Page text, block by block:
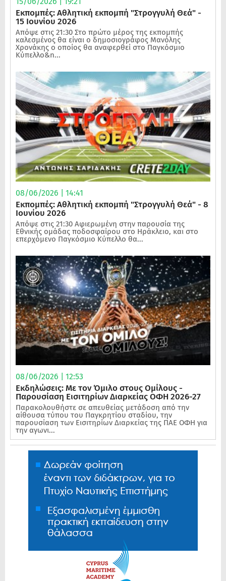
Εκπομπές: Αθλητική εκπομπή "Στρογγυλή Θεά" -
15 Ιουνίου 2026
Απόψε στις 21:30 Στο πρώτο μέρος της εκπομπής
καλεσμένος θα είναι ο δημοσιογράφος Μανόλης
Χρονάκης ο οποίος θα αναφερθεί στο Παγκόσμιο
Κύπελλο&n...
08/06/2026 | 14:41
Εκπομπές: Αθλητική εκπομπή "Στρογγυλή Θεά" - 8
Ιουνίου 2026
Απόψε στις 21:30 Αφιερωμένη στην παρουσία της
Εθνικής ομάδας ποδοσφαίρου στο Ηράκλειο, και στο
επερχόμενο Παγκόσμιο Κύπελλο θα...
08/06/2026 | 12:53
Εκδηλώσεις: Με τον Όμιλο στους Ομίλους -
Παρουσίαση Εισιτηρίων Διαρκείας ΟΦΗ 2026-27
Παρακολουθήστε σε απευθείας μετάδοση από την
αίθουσα τύπου του Παγκρητίου σταδίου, την
παρουσίαση των Εισιτηρίων Διαρκείας της ΠΑΕ ΟΦΗ για
την αγωνι...